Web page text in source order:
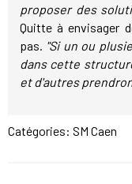
proposer des
Quitte à envisager
pas. "Si un ou
dans cette
et d'autres
Catégories: SM Caen